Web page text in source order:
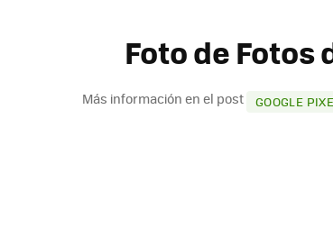
Foto de Fotos
Más información en el post GOOGLE